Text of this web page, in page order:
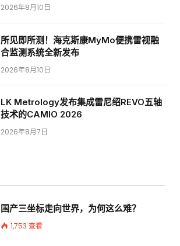
2026年8月10日
所见即所测！海克斯康MyMo便携雷视融
合监测系统全新发布
2026年8月10日
LK Metrology发布集成雷尼绍REVO五轴
技术的CAMIO 2026
2026年8月7日
国产三坐标走向世界，为何这么难？
1,753 查看